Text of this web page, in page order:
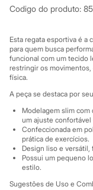
Tênis
Marcas
Clock House
Mindset
Sawary
Yessica
Moda esportiva
Acessórios
Blusas
Calçados
Leggings
Shorts e Bermudas
Tops
Moda íntima
Calcinhas
Cintas e Modeladores
Meias
Codigo do produto:
Esta regata esportiva é a
para quem busca
funcional com um tecido
restringir os
física.
A peça se destaca por
Modelagem slim
um ajuste confortável
Confeccionada em
prática de exercícios.
Design liso e versátil,
Possui um pequeno
estilo.
Sugestões de Uso e